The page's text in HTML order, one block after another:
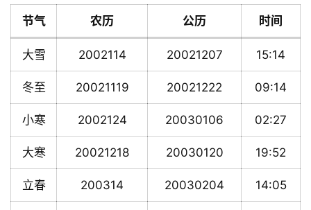
节气 农历 公历 时间
大雪 2002114 20021207 15:14
冬至 20021119 20021222 09:14
小寒 2002124 20030106 02:27
大寒 20021218 20030120 19:52
立春 200314 20030204 14:05